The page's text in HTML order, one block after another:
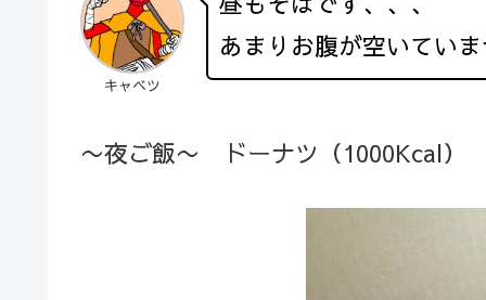
キャベツ
あまりお腹が空いてい
〜夜ご飯〜 ドーナツ（1000Kcal）